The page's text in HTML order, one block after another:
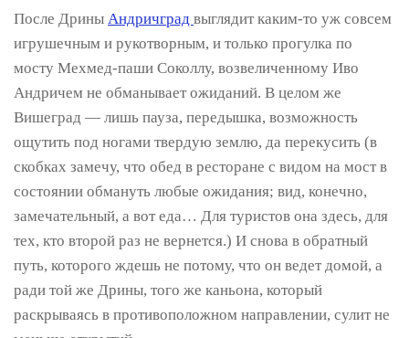
После Дрины Андричград выглядит каким-то уж совсем
игрушечным и рукотворным, и только прогулка по
мосту Мехмед-паши Соколлу, возвеличенному Иво
Андричем не обманывает ожиданий. В целом же
Вишеград — лишь пауза, передышка, возможность
ощутить под ногами твердую землю, да перекусить (в
скобках замечу, что обед в ресторане с видом на мост в
состоянии обмануть любые ожидания; вид, конечно,
замечательный, а вот еда… Для туристов она здесь, для
тех, кто второй раз не вернется.) И снова в обратный
путь, которого ждешь не потому, что он ведет домой, а
ради той же Дрины, того же каньона, который
раскрываясь в противоположном направлении, сулит не